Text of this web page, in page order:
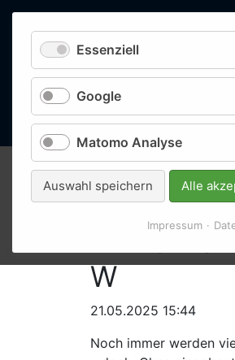
Essenziell
Google
Matomo Analyse
Auswahl speichern Alle
Impressum
HKVO-
W
21.05.2025 15:44
Noch immer werden